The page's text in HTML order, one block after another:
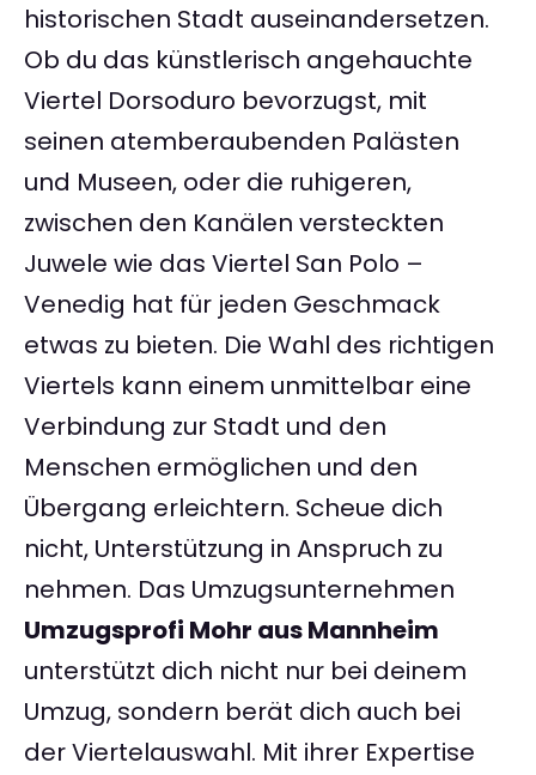
historischen Stadt auseinandersetzen.
Ob du das künstlerisch angehauchte
Viertel Dorsoduro bevorzugst, mit
seinen atemberaubenden Palästen
und Museen, oder die ruhigeren,
zwischen den Kanälen versteckten
Juwele wie das Viertel San Polo –
Venedig hat für jeden Geschmack
etwas zu bieten. Die Wahl des richtigen
Viertels kann einem unmittelbar eine
Verbindung zur Stadt und den
Menschen ermöglichen und den
Übergang erleichtern. Scheue dich
nicht, Unterstützung in Anspruch zu
nehmen. Das Umzugsunternehmen
Umzugsprofi Mohr aus Mannheim
unterstützt dich nicht nur bei deinem
Umzug, sondern berät dich auch bei
der Viertelauswahl. Mit ihrer Expertise